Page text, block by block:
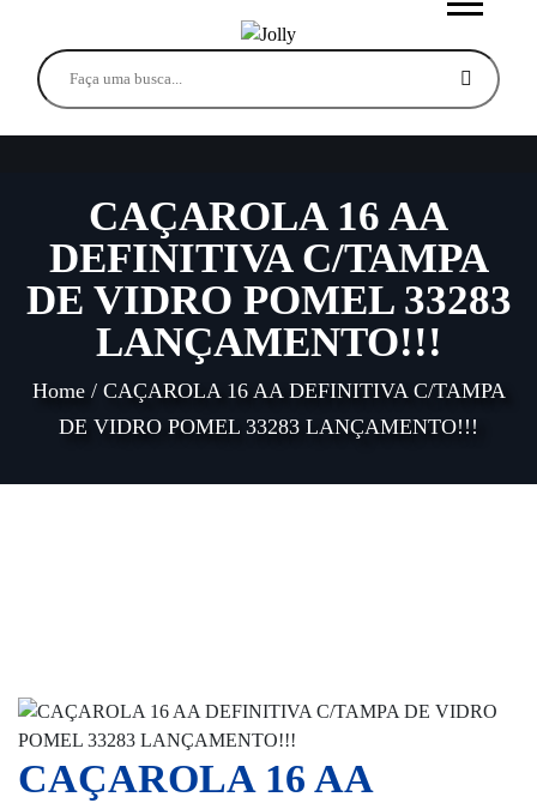
CAÇAROLA 16 AA
DEFINITIVA C/TAMPA
DE VIDRO POMEL 33283
LANÇAMENTO!!!
Home/ CAÇAROLA 16 AA DEFINITIVA C/TAMPA
DE VIDRO POMEL 33283 LANÇAMENTO!!!
CAÇAROLA 16 AA